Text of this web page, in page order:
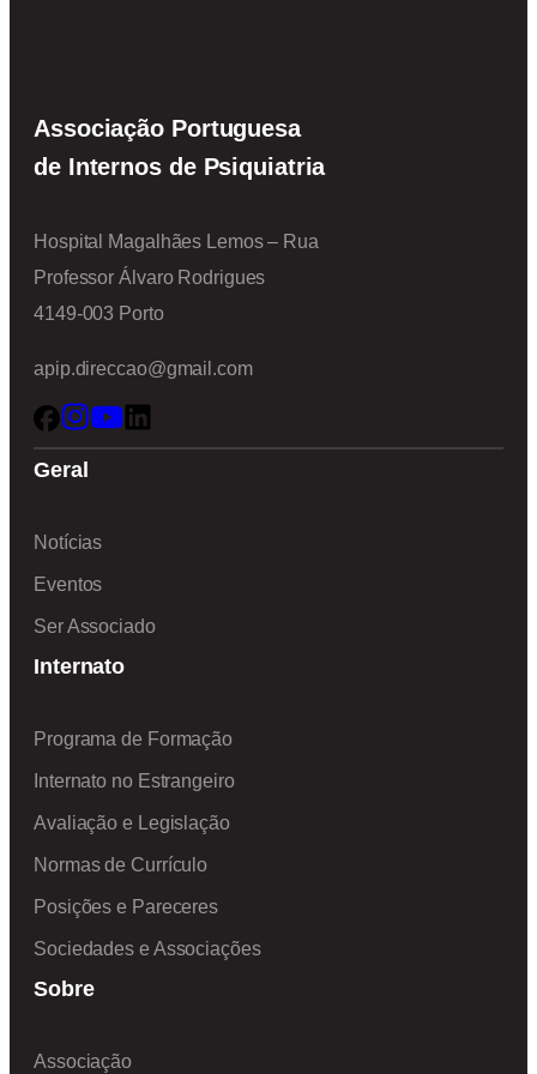
Associação Portuguesa
de Internos de Psiquiatria
Hospital Magalhães Lemos – Rua
Professor Álvaro Rodrigues
4149-003 Porto
apip.direccao@gmail.com
Geral
Notícias
Eventos
Ser Associado
Internato
Programa de Formação
Internato no Estrangeiro
Avaliação e Legislação
Normas de Currículo
Posições e Pareceres
Sociedades e Associações
Sobre
Associação